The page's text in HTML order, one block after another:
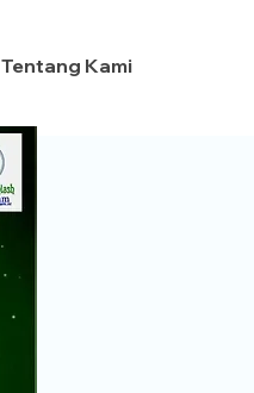
Tentang Kami